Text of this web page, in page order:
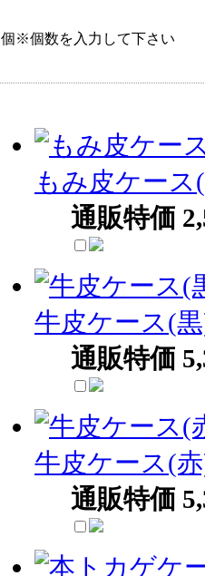
個※個数を入力して下さい
もみ皮ケース
通販特価
牛皮ケース(
通販特価
牛皮ケース(
通販特価